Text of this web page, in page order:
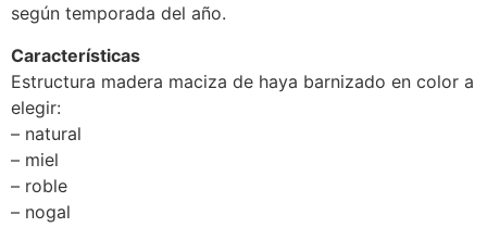
según temporada del año.
Características
Estructura madera maciza de haya barnizado en color a
elegir:
– natural
– miel
– roble
– nogal